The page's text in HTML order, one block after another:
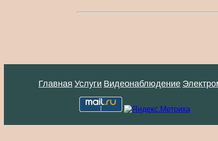
Главная Услуги Видеонаблюдение